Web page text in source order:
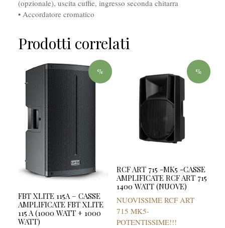
(opzionale), uscita cuffie, ingresso seconda chitarra
• Accordatore cromatico
Prodotti correlati
%
FBT XLITE 115A – CASSE
AMPLIFICATE FBT XLITE
115 A (1000 WATT + 1000
WATT)
%
RCF ART 715 -MK5 -CASSE
AMPLIFICATE RCF ART 715
1400 WATT (NUOVE)
NUOVISSIME RCF ART
715 MK5-
POTENTISSIME!!!